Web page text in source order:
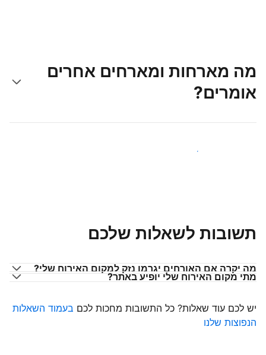
מה מארחות ומארחים אחרים
אומרים?
הצטרפו למארחים כמוכם
תשובות לשאלות שלכם
מה יקרה אם האורחים יגרמו נזק למקום האירוח שלי?
מתי מקום האירוח שלי יופיע באתר?
יש לכם עוד שאלות? כל התשובות מחכות לכם בעמוד השאלות
הנפוצות שלנו